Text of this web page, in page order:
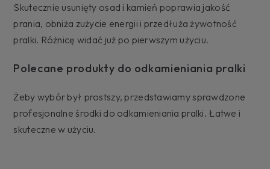
Skutecznie usunięty osad i kamień poprawia jakość
prania, obniża zużycie energii i przedłuża żywotność
pralki. Różnicę widać już po pierwszym użyciu.
Polecane produkty do odkamieniania pralki
Żeby wybór był prostszy, przedstawiamy sprawdzone
profesjonalne środki do odkamieniania pralki. Łatwe i
skuteczne w użyciu.